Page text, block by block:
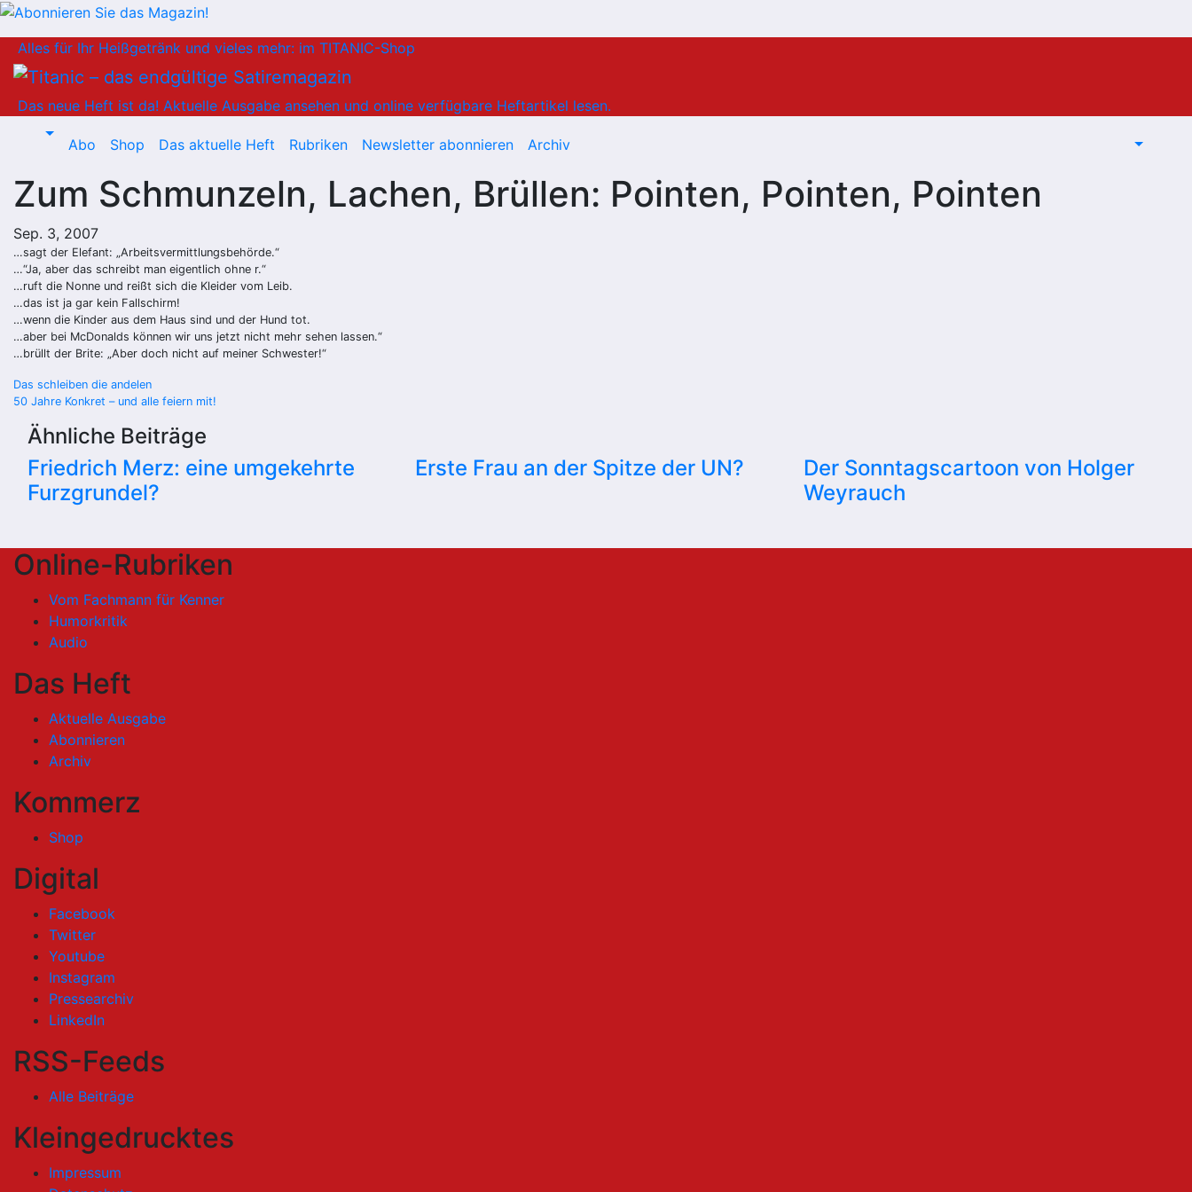
Inhalt
springen
Alles für Ihr Heißgetränk und vieles mehr: im TITANIC-Shop
Das neue Heft ist da! Aktuelle Ausgabe ansehen und online verfügbare Heftartikel lesen.
Abo Shop Das aktuelle Heft Rubriken Newsletter abonnieren Archiv
Zum Schmunzeln, Lachen, Brüllen: Pointen, Pointen, Pointen
Sep. 3, 2007
…sagt der Elefant: „Arbeitsvermittlungsbehörde.“
…“Ja, aber das schreibt man eigentlich ohne r.“
…ruft die Nonne und reißt sich die Kleider vom Leib.
…das ist ja gar kein Fallschirm!
…wenn die Kinder aus dem Haus sind und der Hund tot.
…aber bei McDonalds können wir uns jetzt nicht mehr sehen lassen.“
…brüllt der Brite: „Aber doch nicht auf meiner Schwester!“
Beitragsnavigation
Das schleiben die andelen
50 Jahre Konkret – und alle feiern mit!
Ähnliche Beiträge
Friedrich Merz: eine umgekehrte
Furzgrundel?
Erste Frau an der Spitze der UN?
Der Sonntagscartoon von Holger
Weyrauch
Online-Rubriken
Vom Fachmann für Kenner
Humorkritik
Audio
Das Heft
Aktuelle Ausgabe
Abonnieren
Archiv
Kommerz
Shop
Digital
Facebook
Twitter
Youtube
Instagram
Pressearchiv
LinkedIn
RSS-Feeds
Alle Beiträge
Kleingedrucktes
Impressum